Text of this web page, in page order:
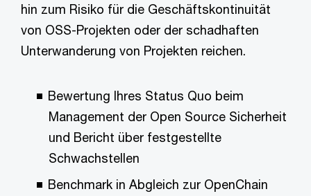
hin zum Risiko für die Geschäftskontinuität
von OSS-Projekten oder der schadhaften
Unterwanderung von Projekten reichen.
Bewertung Ihres Status Quo beim
Management der Open Source Sicherheit
und Bericht über festgestellte
Schwachstellen
Benchmark in Abgleich zur OpenChain